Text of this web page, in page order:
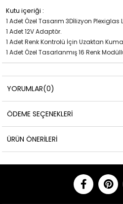
Kutu içeriği :
1 Adet Özel Tasarım 3Dİlizyon Plexiglas
1 Adet 12V Adaptör.
1 Adet Renk Kontrolü İçin Uzaktan
1 Adet Özel Tasarlanmış 16 Renk
YORUMLAR(0)
ÖDEME SEÇENEKLERI
ÜRÜN ÖNERILERI